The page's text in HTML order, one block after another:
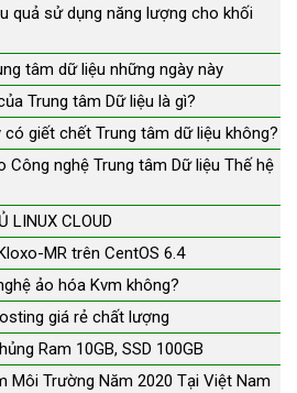
quả sử dụng năng lượng cho khối
tâm dữ liệu những ngày này
Trung tâm Dữ liệu là gì?
giết chết Trung tâm dữ liệu không?
Công nghệ Trung tâm Dữ liệu Thế hệ
LINUX CLOUD
MR trên CentOS 6.4
ảo hóa Kvm không?
giá rẻ chất lượng
Ram 10GB, SSD 100GB
Môi Trường Năm 2020 Tại Việt Nam